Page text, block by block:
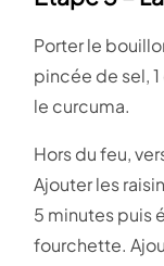
Porter le
pincée de sel,
le curcuma.
Hors du feu,
Ajouter les
5 minutes puis
fourchette.